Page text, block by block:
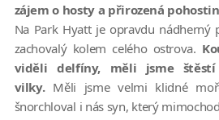
zájem o hosty a přirozená
Na Park Hyatt je opravdu nádherný
zachovalý kolem celého ostrova.
viděli delfíny, měli jsme
vilky. Měli jsme velmi klidné
šnorchloval i nás syn, který